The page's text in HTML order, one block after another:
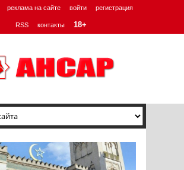
реклама на сайте войти регистрация
RSS контакты 18+